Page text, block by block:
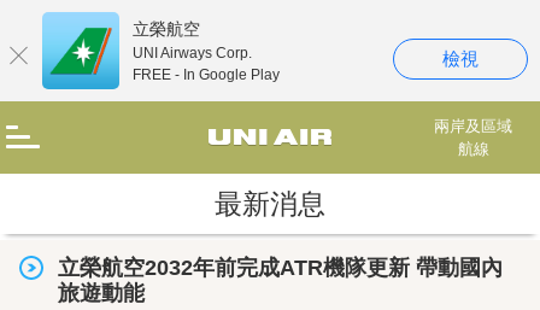
兩岸及區域
航線
最新消息
立榮航空2032年前完成ATR機隊更新 帶動國內
旅遊動能
立榮航空
UNI Airways Corp.
FREE - In Google Play
檢視